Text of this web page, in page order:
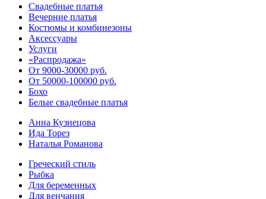
Свадебные платья
Вечерние платья
Костюмы и комбинезоны
Аксессуары
Услуги
«Распродажа»
От 9000-30000 руб.
От 50000-100000 руб.
Бохо
Белые свадебные платья
Анна Кузнецова
Ида Торез
Наталья Романова
Греческий стиль
Рыбка
Для беременных
Для венчания